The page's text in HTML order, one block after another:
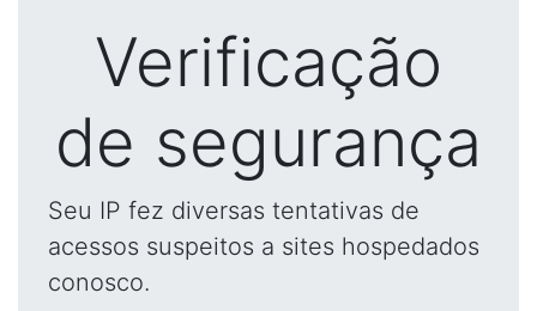
Verificação
de segurança
Seu IP fez diversas tentativas de
acessos suspeitos a sites hospedados
conosco.